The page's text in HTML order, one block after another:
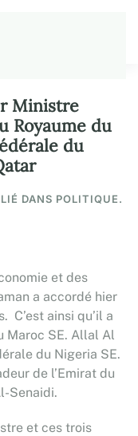
Ministre
Royaume du
du
DANS POLITIQUE.
et des
a accordé hier
C’est ainsi qu’il a
Maroc SE. Allal Al
du Nigeria SE.
de l’Emirat du
Senaidi.
et ces trois